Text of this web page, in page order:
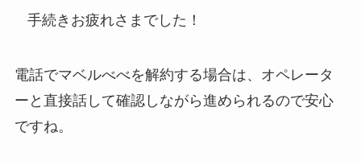
手続きお疲れさまでした！
電話でマベルべべを解約する場合は、オペレータ
ーと直接話して確認しながら進められるので安心
ですね。